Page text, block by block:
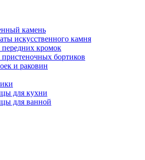
камень
искусственного камня
кромок
бортиков
и раковин
для кухни
для ванной